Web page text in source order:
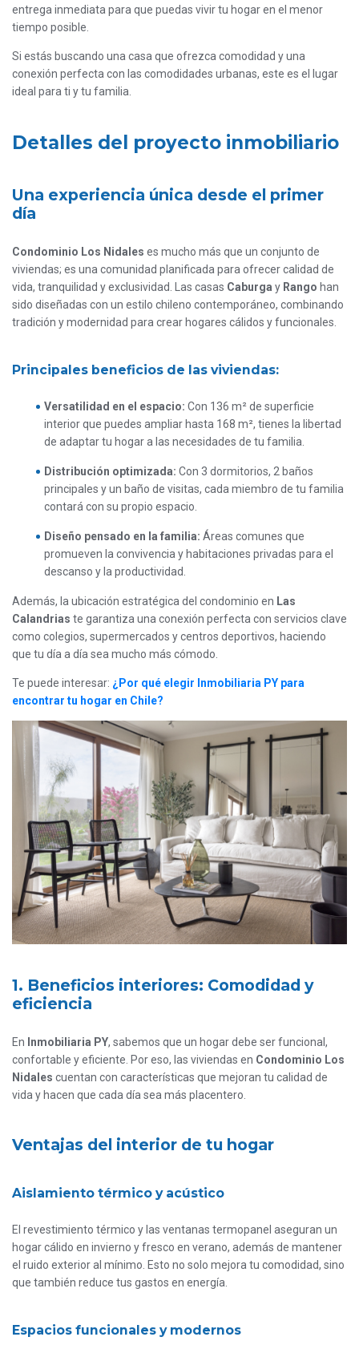
entrega inmediata para que puedas vivir tu hogar en el menor
tiempo posible.
Si estás buscando una casa que ofrezca comodidad y una
conexión perfecta con las comodidades urbanas, este es el lugar
ideal para ti y tu familia.
Detalles del proyecto inmobiliario
Una experiencia única desde el primer
día
Condominio Los Nidales es mucho más que un conjunto de
viviendas; es una comunidad planificada para ofrecer calidad de
vida, tranquilidad y exclusividad. Las casas Caburga y Rango han
sido diseñadas con un estilo chileno contemporáneo, combinando
tradición y modernidad para crear hogares cálidos y funcionales.
Principales beneficios de las viviendas:
Versatilidad en el espacio: Con 136 m² de superficie
interior que puedes ampliar hasta 168 m², tienes la libertad
de adaptar tu hogar a las necesidades de tu familia.
Distribución optimizada: Con 3 dormitorios, 2 baños
principales y un baño de visitas, cada miembro de tu familia
contará con su propio espacio.
Diseño pensado en la familia: Áreas comunes que
promueven la convivencia y habitaciones privadas para el
descanso y la productividad.
Además, la ubicación estratégica del condominio en Las
Calandrias te garantiza una conexión perfecta con servicios clave
como colegios, supermercados y centros deportivos, haciendo
que tu día a día sea mucho más cómodo.
Te puede interesar: ¿Por qué elegir Inmobiliaria PY para
encontrar tu hogar en Chile?
1. Beneficios interiores: Comodidad y
eficiencia
En Inmobiliaria PY, sabemos que un hogar debe ser funcional,
confortable y eficiente. Por eso, las viviendas en Condominio Los
Nidales cuentan con características que mejoran tu calidad de
vida y hacen que cada día sea más placentero.
Ventajas del interior de tu hogar
Aislamiento térmico y acústico
El revestimiento térmico y las ventanas termopanel aseguran un
hogar cálido en invierno y fresco en verano, además de mantener
el ruido exterior al mínimo. Esto no solo mejora tu comodidad, sino
que también reduce tus gastos en energía.
Espacios funcionales y modernos